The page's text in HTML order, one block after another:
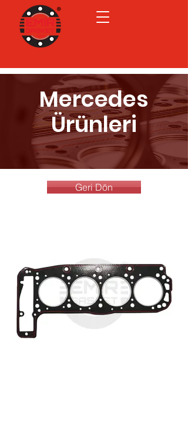
Mercedes
Ürünleri
Geri Dön